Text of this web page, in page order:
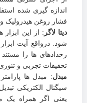
اندازه گیری شده
فشار روغن هیدرولیک
دیتا لاگر : از این ابزار
شود. درواقع آیت
رخدادهای ها را
تحقیقات تجربی و
مبدل: مبدل ها
سیگنال الکتریکی
یعنی اگر همراه یک